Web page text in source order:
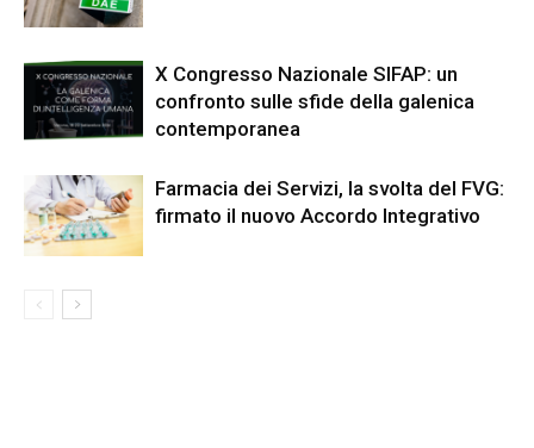
X Congresso Nazionale SIFAP: un
confronto sulle sfide della galenica
contemporanea
Farmacia dei Servizi, la svolta del FVG:
firmato il nuovo Accordo Integrativo